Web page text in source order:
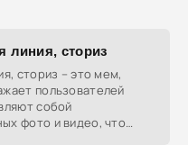
линия, сториз
сториз – это мем,
пользователей
собой
фото и видео, что